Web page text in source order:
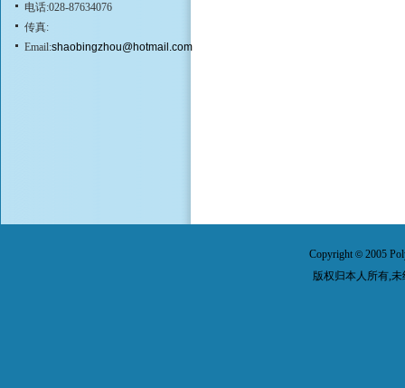
电话:028-87634076
传真:
Email:shaobingzhou@hotmail.com
Copyright© 2005
版权归本人所有,